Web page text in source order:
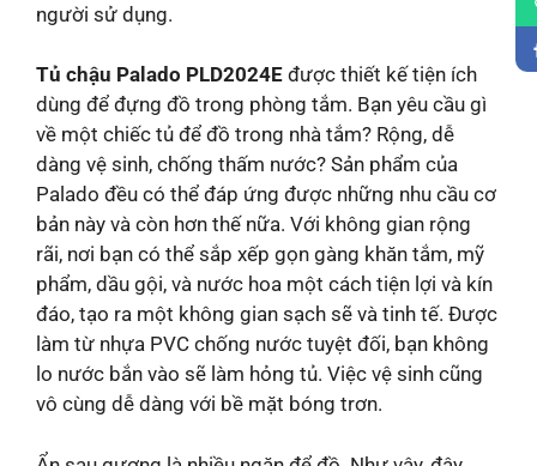
người sử dụng.
Tủ chậu Palado PLD2024E được thiết kế tiện ích
dùng để đựng đồ trong phòng tắm. Bạn yêu cầu gì
về một chiếc tủ để đồ trong nhà tắm? Rộng, dễ
dàng vệ sinh, chống thấm nước? Sản phẩm của
Palado đều có thể đáp ứng được những nhu cầu cơ
bản này và còn hơn thế nữa. Với không gian rộng
rãi, nơi bạn có thể sắp xếp gọn gàng khăn tắm, mỹ
phẩm, dầu gội, và nước hoa một cách tiện lợi và kín
đáo, tạo ra một không gian sạch sẽ và tinh tế. Được
làm từ nhựa PVC chống nước tuyệt đối, bạn không
lo nước bắn vào sẽ làm hỏng tủ. Việc vệ sinh cũng
vô cùng dễ dàng với bề mặt bóng trơn.